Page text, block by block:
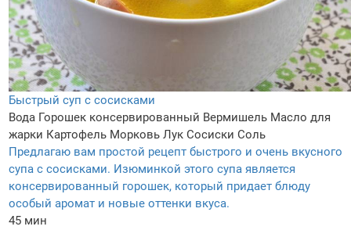
Быстрый суп с сосисками
Вода Горошек консервированный Вермишель Масло для
жарки Картофель Морковь Лук Сосиски Соль
Предлагаю вам простой рецепт быстрого и очень вкусного
супа с сосисками. Изюминкой этого супа является
консервированный горошек, который придает блюду
особый аромат и новые оттенки вкуса.
45 мин